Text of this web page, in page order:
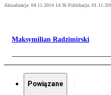
Aktualizacja: 04.11.2014 14:36 Publikacja:
Maksymilian Radzimirski
Powiązane